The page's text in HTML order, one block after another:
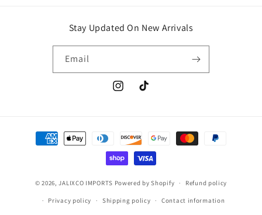
Stay Updated On New Arrivals
Email
InstagramTikTok
Payment
methods
© 2026,JALIXCO IMPORTS Powered by Shopify Refund policy
Privacy policy Shipping policy Contact information